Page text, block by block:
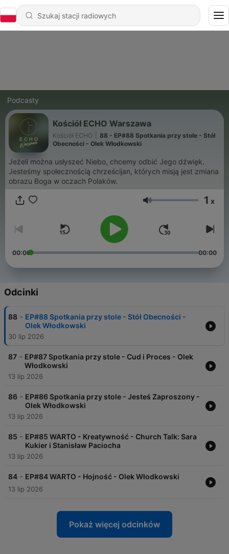
Podcasty
Kościół ECHO Warszawa
Kościół ECHO
88 - EP#88 Spotkania przy stole - Stół
Obecności - Olek Włodkowski
Jeżeli można usłyszeć Niebo, chcemy odbić Jego dźwięk.
Jesteśmy społecznością chrześcijan, których misją jest zmiana
obrazu Boga w oczach Polaków.
Głośność 1 x
00:00 00:00
Odcinki
88 - EP#88 Spotkania przy stole - Stół Obecności -
Olek Włodkowski
30 lip 2026
87 - EP#87 Spotkania przy stole - Cud i Proces - Olek
Włodkowski
13 lip 2026
86 - EP#86 Spotkania przy stole - Jesteś Zaproszony -
Olek Włodkowski
13 lip 2026
85 - EP#85 WARTO - Kreatywność - Church Talk: Sara
Kukier i Stanisław Paciocha
13 lip 2026
84 - EP#84 WARTO - Hojność - Olek Włodkowski
13 lip 2026
Pokaż więcej odcinków